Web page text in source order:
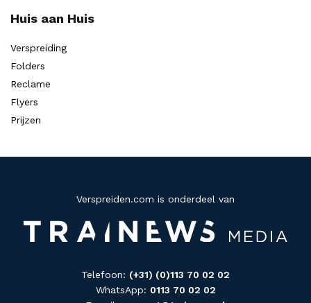
Huis aan Huis
Verspreiding
Folders
Reclame
Flyers
Prijzen
Verspreiden.com is onderdeel van
Telefoon: (+31) (0)113 70 02 02
WhatsApp: 0113 70 02 02